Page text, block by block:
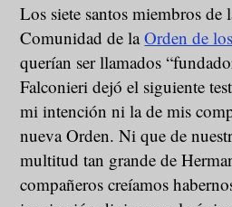
Los siete santos miembros
Comunidad de laOrden de
querían ser llamados
Falconieri dejó el siguiente
mi intención ni la de mis
nueva Orden. Ni que de
multitud tan grande de
compañeros creíamos